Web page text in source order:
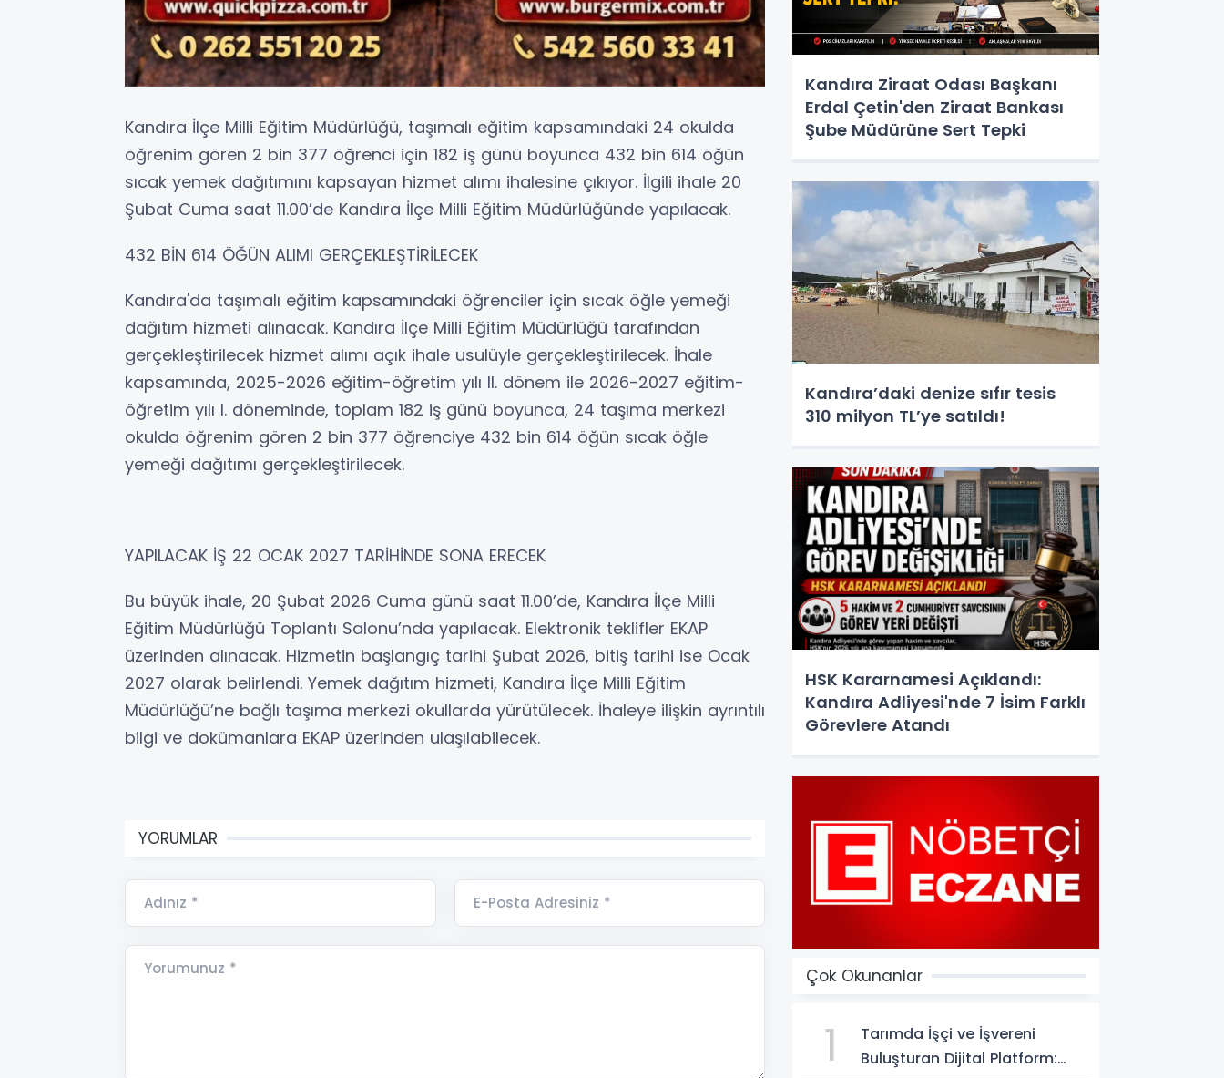
Kandıra İlçe Milli Eğitim Müdürlüğü, taşımalı eğitim kapsamındaki 24 okulda
öğrenim gören 2 bin 377 öğrenci için 182 iş günü boyunca 432 bin 614 öğün
sıcak yemek dağıtımını kapsayan hizmet alımı ihalesine çıkıyor. İlgili ihale 20
Şubat Cuma saat 11.00’de Kandıra İlçe Milli Eğitim Müdürlüğünde yapılacak.
432 BİN 614 ÖĞÜN ALIMI GERÇEKLEŞTİRİLECEK
Kandıra'da taşımalı eğitim kapsamındaki öğrenciler için sıcak öğle yemeği
dağıtım hizmeti alınacak. Kandıra İlçe Milli Eğitim Müdürlüğü tarafından
gerçekleştirilecek hizmet alımı açık ihale usulüyle gerçekleştirilecek. İhale
kapsamında, 2025-2026 eğitim-öğretim yılı II. dönem ile 2026-2027 eğitim-
öğretim yılı I. döneminde, toplam 182 iş günü boyunca, 24 taşıma merkezi
okulda öğrenim gören 2 bin 377 öğrenciye 432 bin 614 öğün sıcak öğle
yemeği dağıtımı gerçekleştirilecek.
YAPILACAK İŞ 22 OCAK 2027 TARİHİNDE SONA ERECEK
Bu büyük ihale, 20 Şubat 2026 Cuma günü saat 11.00’de, Kandıra İlçe Milli
Eğitim Müdürlüğü Toplantı Salonu’nda yapılacak. Elektronik teklifler EKAP
üzerinden alınacak. Hizmetin başlangıç tarihi Şubat 2026, bitiş tarihi ise Ocak
2027 olarak belirlendi. Yemek dağıtım hizmeti, Kandıra İlçe Milli Eğitim
Müdürlüğü’ne bağlı taşıma merkezi okullarda yürütülecek. İhaleye ilişkin ayrıntılı
bilgi ve dokümanlara EKAP üzerinden ulaşılabilecek.
YORUMLAR
Adınız * E-Posta Adresiniz *
Yorumunuz *
Kandıra Ziraat Odası Başkanı
Erdal Çetin'den Ziraat Bankası
Şube Müdürüne Sert Tepki
Kandıra’daki denize sıfır tesis
310 milyon TL’ye satıldı!
HSK Kararnamesi Açıklandı:
Kandıra Adliyesi'nde 7 İsim Farklı
Görevlere Atandı
Çok Okunanlar
1
Tarımda İşçi ve İşvereni
Buluşturan Dijital Platform: